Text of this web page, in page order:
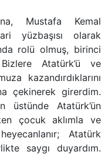
Mustafa Kemal
yüzbaşısı olarak
rolü olmuş, birinci
Atatürk’ü ve
kazandırdıklarını
çekinerek girerdim.
üstünde Atatürk’ün
çocuk aklımla ve
Atatürk
saygı duyardım.